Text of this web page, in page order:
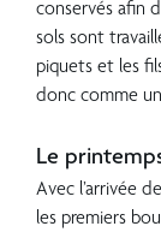
conservés afin
sols sont
piquets et les
donc comme
Le
Avec l’arrivée
les premiers